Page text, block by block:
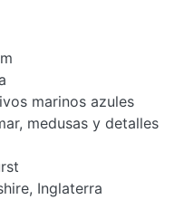
marinos azules
medusas y detalles
Inglaterra